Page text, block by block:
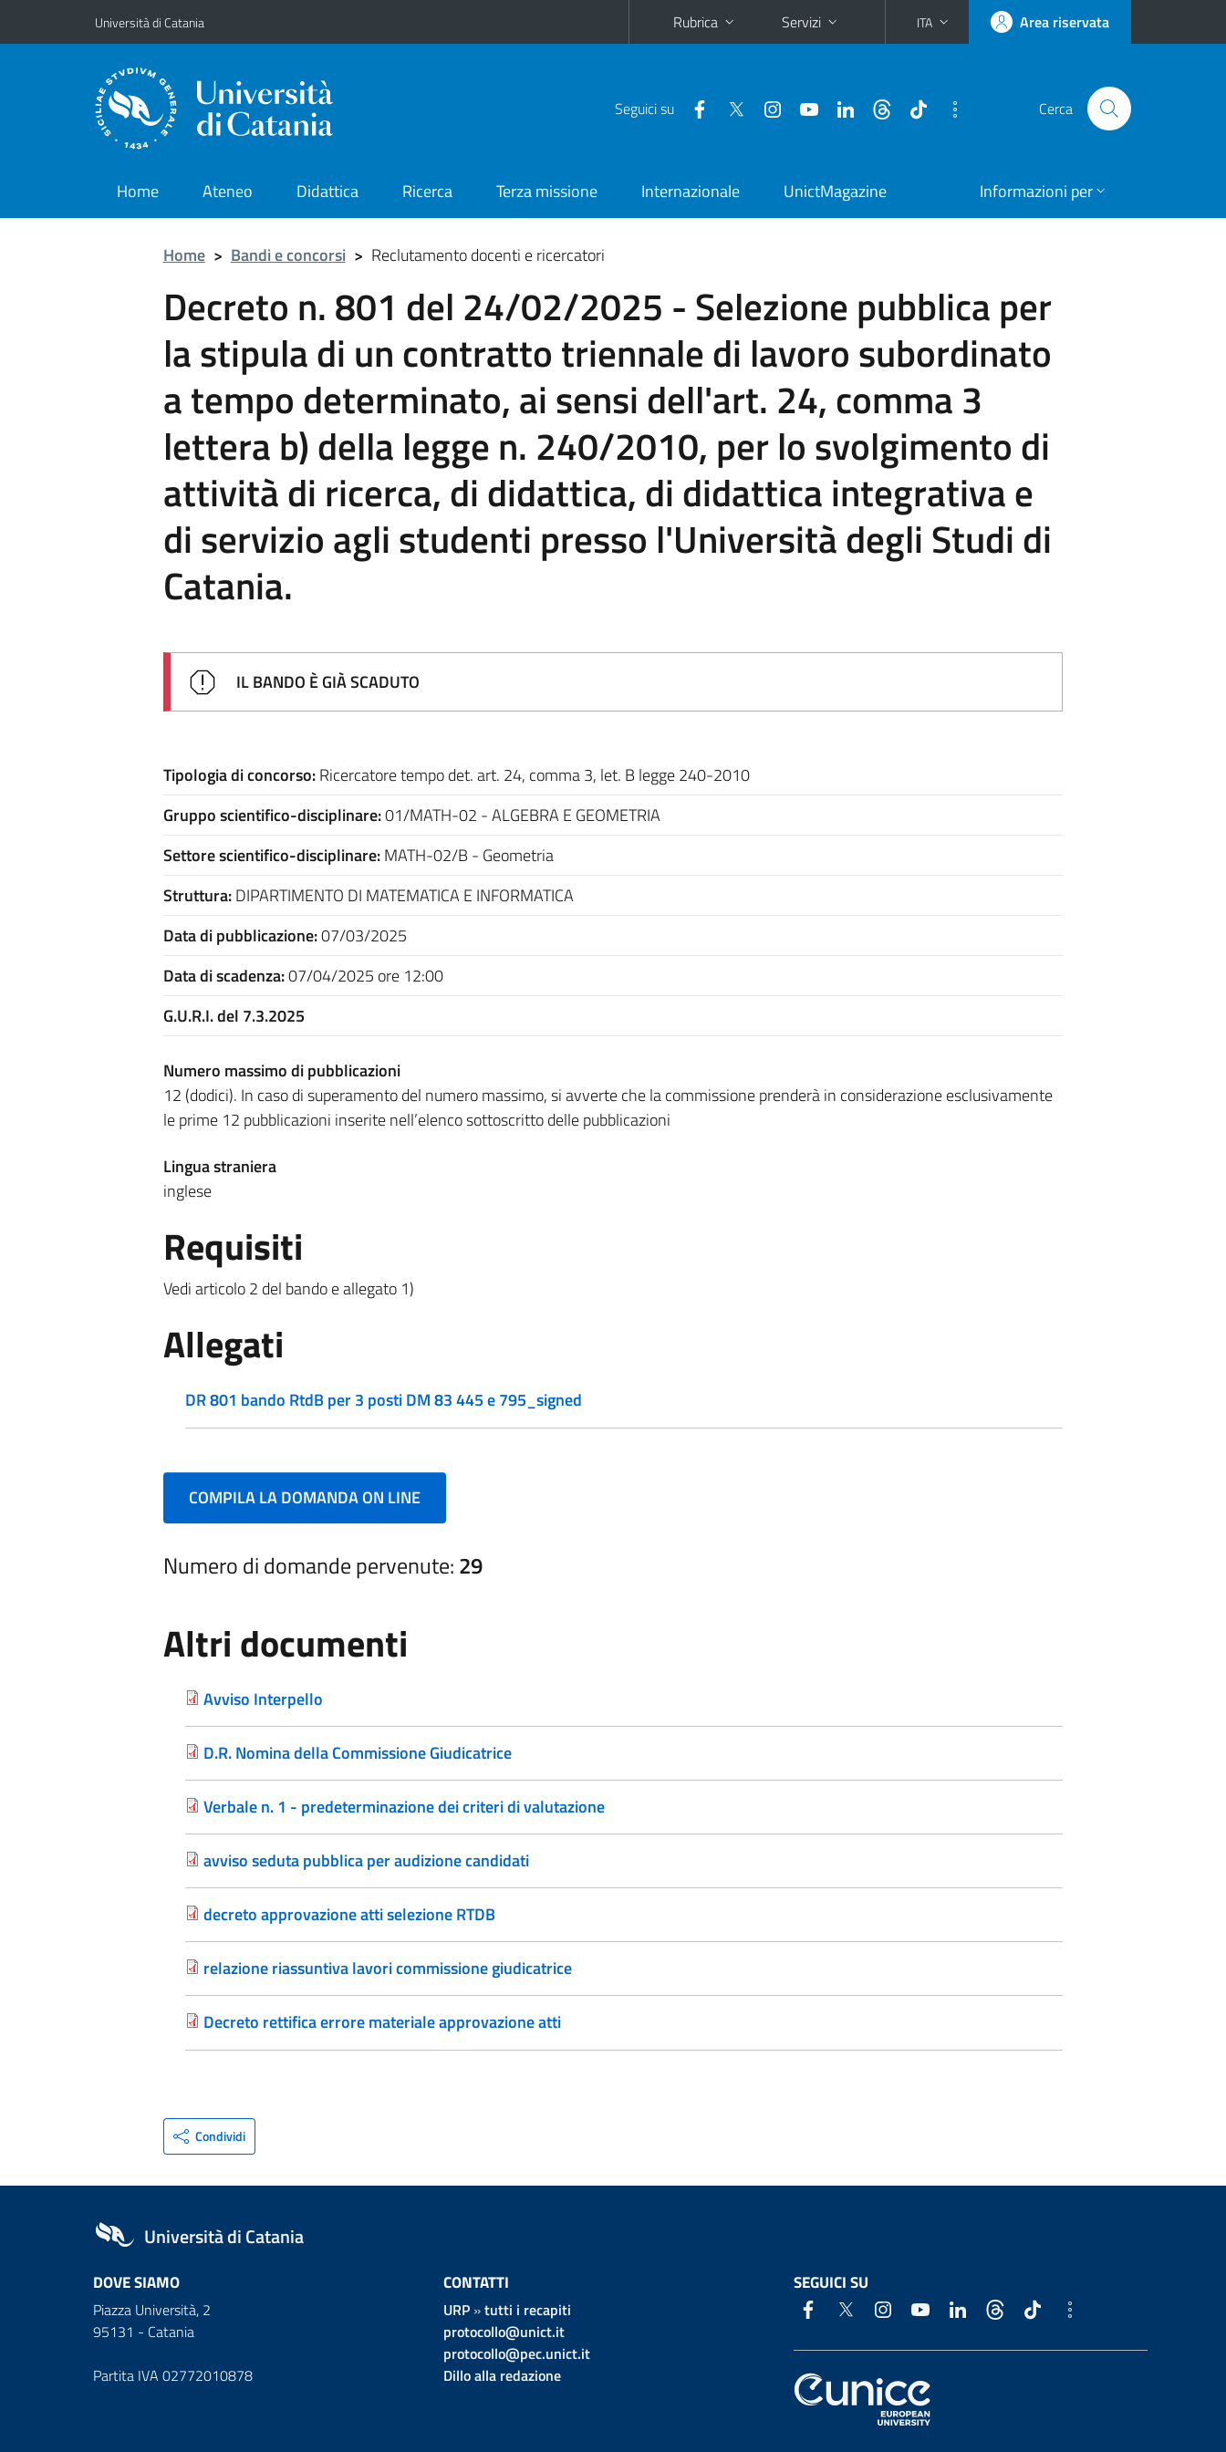
Vai al contenuto principale
Vai al menu di navigazione
Università di Catania Rubrica Servizi ITA Area riservata
Seguici su Cerca
Home Ateneo Didattica Ricerca Terza missione Internazionale UnictMagazine Informazioni per
Home > Bandi e concorsi > Reclutamento docenti e ricercatori
Decreto n. 801 del 24/02/2025 - Selezione pubblica per
la stipula di un contratto triennale di lavoro subordinato
a tempo determinato, ai sensi dell'art. 24, comma 3
lettera b) della legge n. 240/2010, per lo svolgimento di
attività di ricerca, di didattica, di didattica integrativa e
di servizio agli studenti presso l'Università degli Studi di
Catania.
IL BANDO È GIÀ SCADUTO
Tipologia di concorso:Ricercatore tempo det. art. 24, comma 3, let. B legge 240-2010
Gruppo scientifico-disciplinare:01/MATH-02 - ALGEBRA E GEOMETRIA
Settore scientifico-disciplinare:MATH-02/B - Geometria
Struttura:DIPARTIMENTO DI MATEMATICA E INFORMATICA
Data di pubblicazione:07/03/2025
Data di scadenza:07/04/2025 ore 12:00
G.U.R.I. del 7.3.2025
Numero massimo di pubblicazioni
12 (dodici). In caso di superamento del numero massimo, si avverte che la commissione prenderà in considerazione esclusivamente
le prime 12 pubblicazioni inserite nell’elenco sottoscritto delle pubblicazioni
Lingua straniera
inglese
Requisiti
Vedi articolo 2 del bando e allegato 1)
Allegati
DR 801 bando RtdB per 3 posti DM 83 445 e 795_signed
COMPILA LA DOMANDA ON LINE
Numero di domande pervenute:29
Altri documenti
Avviso Interpello
D.R. Nomina della Commissione Giudicatrice
Verbale n. 1 - predeterminazione dei criteri di valutazione
avviso seduta pubblica per audizione candidati
decreto approvazione atti selezione RTDB
relazione riassuntiva lavori commissione giudicatrice
Decreto rettifica errore materiale approvazione atti
Condividi
Università di Catania
DOVE SIAMO
Piazza Università, 2
95131 - Catania
Partita IVA 02772010878
CONTATTI
URP»tutti i recapiti
protocollo@unict.it
protocollo@pec.unict.it
Dillo alla redazione
SEGUICI SU